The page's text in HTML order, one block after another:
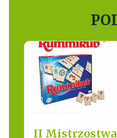
II